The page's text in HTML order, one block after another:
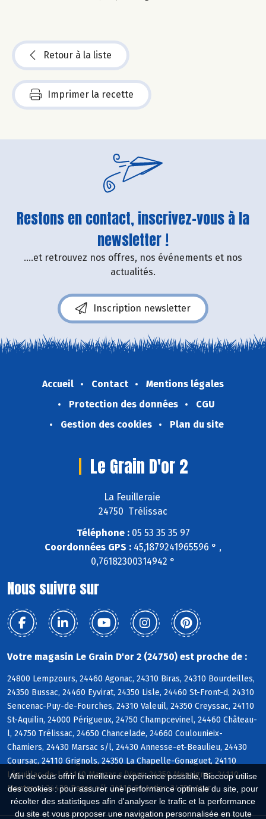
Afin de vous offrir la meilleure expérience possible, Biocoop utilise
des cookies : pour assurer une performance optimale du site, pour
récolter des statistiques afin d'analyser le trafic et la performance
du site et vous proposer une navigation personnalisée en toute
Retour à la liste
Imprimer la recette
Restons en contact, inscrivez-vous à la
newsletter !
....et retrouvez nos offres, nos événements et nos
actualités.
Inscription newsletter
Accueil Contact
Mentions légales
Protection des données
CGU
Gestion des cookies
Plan du site
Le Grain D'or 2
La Feuilleraie
24750 Trélissac
Téléphone :05 53 35 35 97
Coordonnées GPS : 45,1879241965596 ° ,
0,76182300314942 °
Nous suivre sur
Votre magasin Le Grain D'or 2 (24750) est proche de :
24800 Lempzours, 24460 Agonac, 24310 Biras, 24310 Bourdeilles,
24350 Bussac, 24460 Eyvirat, 24350 Lisle, 24460 St-Front-d, 24310
Sencenac-Puy-de-Fourches, 24310 Valeuil, 24350 Creyssac, 24110
St-Aquilin, 24000 Périgueux, 24750 Champcevinel, 24460 Château-
l, 24750 Trélissac, 24650 Chancelade, 24660 Coulounieix-
Chamiers, 24430 Marsac s/l, 24430 Annesse-et-Beaulieu, 24430
Coursac, 24110 Grignols, 24350 La Chapelle-Gonaguet, 24110
Léguillac-de-l, 24110 Manzac s/Vern, 24350 Mensignac, 24110
Montrem, 24430 Razac s/l, 24110 St-Astier, 24750 Atur